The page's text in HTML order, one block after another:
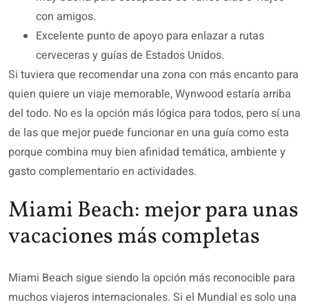
con amigos.
Excelente punto de apoyo para enlazar a rutas
cerveceras y guías de Estados Unidos.
Si tuviera que recomendar una zona con más encanto para
quien quiere un viaje memorable, Wynwood estaría arriba
del todo. No es la opción más lógica para todos, pero sí una
de las que mejor puede funcionar en una guía como esta
porque combina muy bien afinidad temática, ambiente y
gasto complementario en actividades.
Miami Beach: mejor para unas
vacaciones más completas
Miami Beach sigue siendo la opción más reconocible para
muchos viajeros internacionales. Si el Mundial es solo una